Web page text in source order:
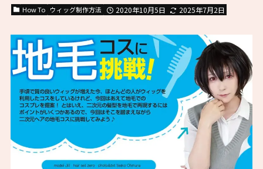
How To ウィッグ制作方法 2020年10月5日 2025年7月2日